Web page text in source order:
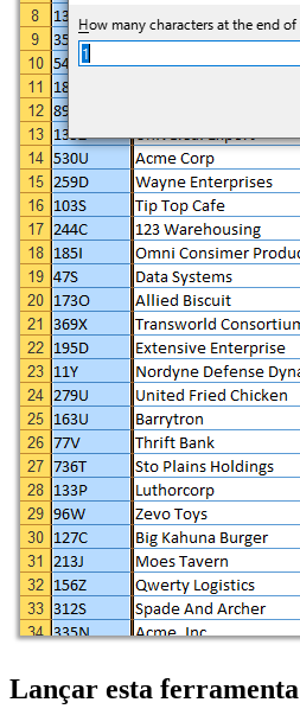
Lançar esta ferramenta